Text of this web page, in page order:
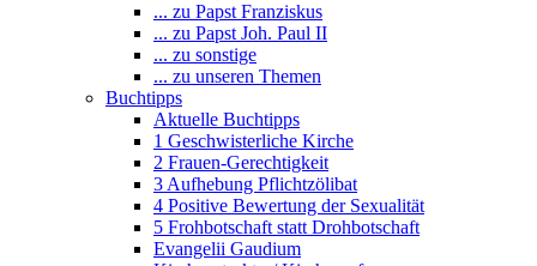
... zu Papst Franziskus
... zu Papst Joh. Paul II
... zu sonstige
... zu unseren Themen
Buchtipps
Aktuelle Buchtipps
1 Geschwisterliche Kirche
2 Frauen-Gerechtigkeit
3 Aufhebung Pflichtzölibat
4 Positive Bewertung der Sexualität
5 Frohbotschaft statt Drohbotschaft
Evangelii Gaudium